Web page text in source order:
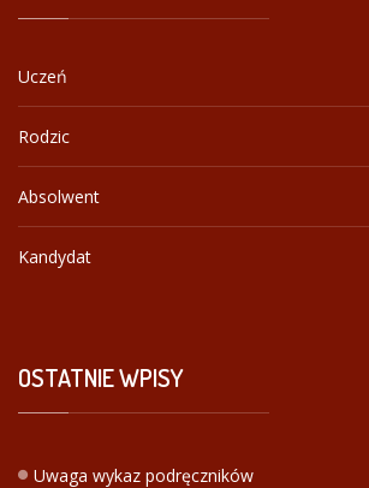
Uczeń
Rodzic
Absolwent
Kandydat
OSTATNIEWPISY
Uwaga wykaz podręczników